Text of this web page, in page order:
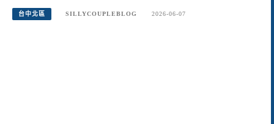
台中北區 SILLYCOUPLEBLOG 2026-06-07